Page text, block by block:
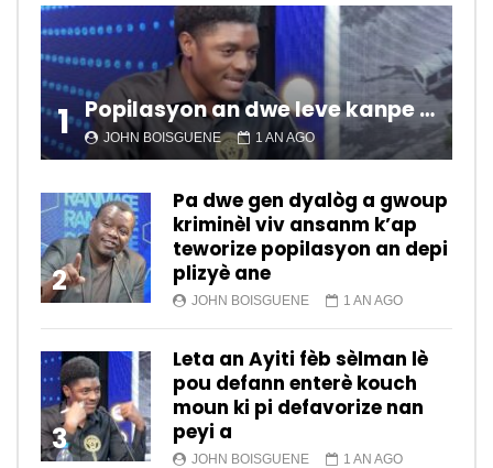
1 Popilasyon an dwe leve kanpe pou chanje sitiyasyon kawotik l’ap viv nan peyi a.
JOHN BOISGUENE 1 AN AGO
2
Pa dwe gen dyalòg a gwoup
kriminèl viv ansanm k’ap
teworize popilasyon an depi
plizyè ane
JOHN BOISGUENE 1 AN AGO
3
Leta an Ayiti fèb sèlman lè
pou defann enterè kouch
moun ki pi defavorize nan
peyi a
JOHN BOISGUENE 1 AN AGO